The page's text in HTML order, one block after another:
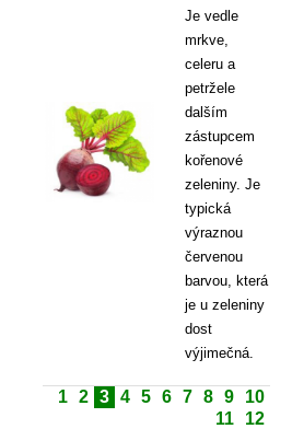
Je vedle
mrkve,
celeru a
petržele
dalším
zástupcem
kořenové
zeleniny. Je
typická
výraznou
červenou
barvou, která
je u zeleniny
dost
výjimečná.
1 2 3 4 5 6 7 8 9
10
11
12